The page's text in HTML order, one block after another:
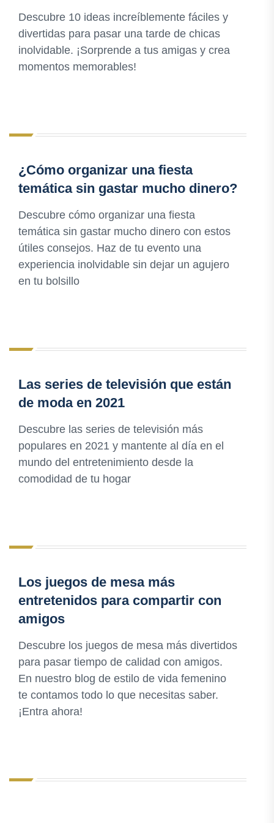
Descubre 10 ideas increíblemente fáciles y
divertidas para pasar una tarde de chicas
inolvidable. ¡Sorprende a tus amigas y crea
momentos memorables!
¿Cómo organizar una fiesta
temática sin gastar mucho dinero?
Descubre cómo organizar una fiesta
temática sin gastar mucho dinero con estos
útiles consejos. Haz de tu evento una
experiencia inolvidable sin dejar un agujero
en tu bolsillo
Las series de televisión que están
de moda en 2021
Descubre las series de televisión más
populares en 2021 y mantente al día en el
mundo del entretenimiento desde la
comodidad de tu hogar
Los juegos de mesa más
entretenidos para compartir con
amigos
Descubre los juegos de mesa más divertidos
para pasar tiempo de calidad con amigos.
En nuestro blog de estilo de vida femenino
te contamos todo lo que necesitas saber.
¡Entra ahora!